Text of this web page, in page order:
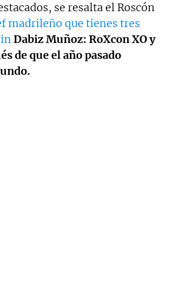
se resalta el Roscón
madrileño que tienes tres
Dabiz Muñoz: RoXcon XO y
de que el año pasado